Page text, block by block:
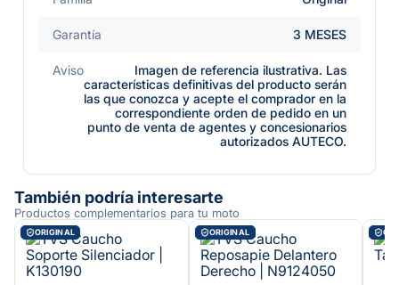
Garantía 3 MESES
Aviso
Imagen de referencia ilustrativa. Las
características definitivas del producto serán
las que conozca y acepte el comprador en la
correspondiente orden de pedido en un
punto de venta de agentes y concesionarios
autorizados AUTECO.
También podría interesarte
Productos complementarios para tu moto
ORIGINAL ORIGINAL